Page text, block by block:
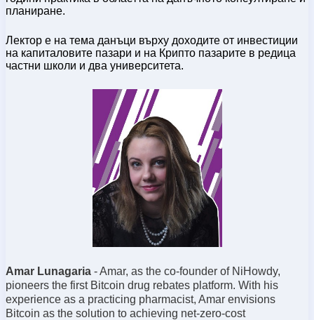
планиране.
Лектор е на тема данъци върху доходите от инвестиции
на капиталовите пазари и на Крипто пазарите в редица
частни школи и два университета.
Amar Lunagaria - Amar, as the co-founder of NiHowdy,
pioneers the first Bitcoin drug rebates platform. With his
experience as a practicing pharmacist, Amar envisions
Bitcoin as the solution to achieving net-zero-cost